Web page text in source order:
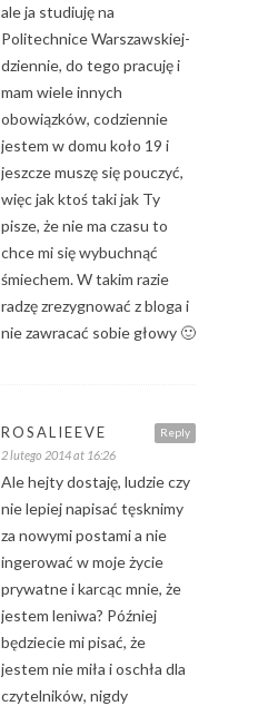
ale ja studiuję na
Politechnice Warszawskiej-
dziennie, do tego pracuję i
mam wiele innych
obowiązków, codziennie
jestem w domu koło 19 i
jeszcze muszę się pouczyć,
więc jak ktoś taki jak Ty
pisze, że nie ma czasu to
chce mi się wybuchnąć
śmiechem. W takim razie
radzę zrezygnować z bloga i
nie zawracać sobie głowy 🙂
Reply
ROSALIEEVE
2 lutego 2014 at 16:26
Ale hejty dostaję, ludzie czy
nie lepiej napisać tęsknimy
za nowymi postami a nie
ingerować w moje życie
prywatne i karcąc mnie, że
jestem leniwa? Później
będziecie mi pisać, że
jestem nie miła i oschła dla
czytelników, nigdy